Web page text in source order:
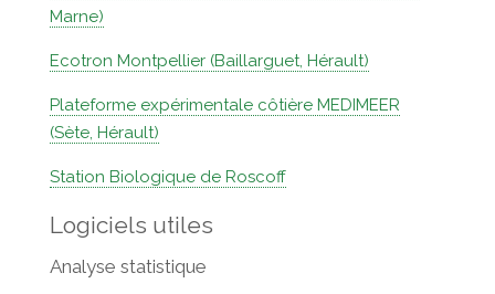
Marne)
Ecotron Montpellier (Baillarguet, Hérault)
Plateforme expérimentale côtière MEDIMEER
(Sète, Hérault)
Station Biologique de Roscoff
Logiciels utiles
Analyse statistique